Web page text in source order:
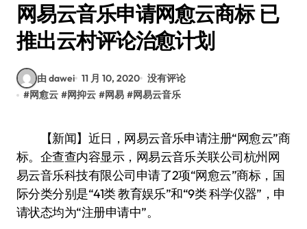
网易云音乐申请网愈云商标 已
推出云村评论治愈计划
由 dawei 11 月 10, 2020 没有评论
#网愈云 #网抑云 #网易 #网易云音乐
【新闻】近日，网易云音乐申请注册“网愈云”商
标。企查查内容显示，网易云音乐关联公司杭州网
易云音乐科技有限公司申请了2项“网愈云”商标，国
际分类分别是“41类 教育娱乐”和“9类 科学仪器”，申
请状态均为“注册申请中”。